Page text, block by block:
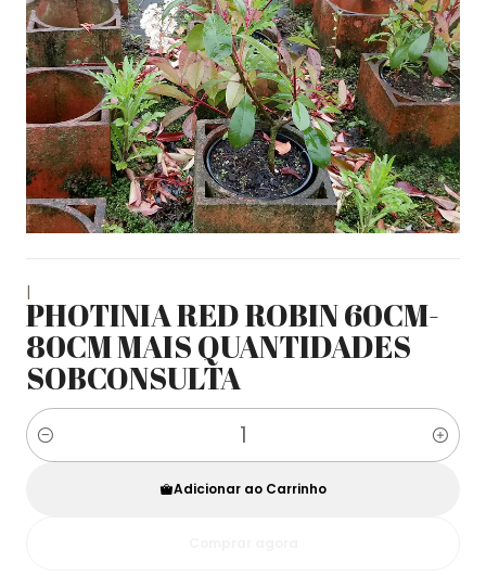
|
PHOTINIA RED ROBIN 60CM-
80CM MAIS QUANTIDADES
SOBCONSULTA
Quantidade
Adicionar ao Carrinho